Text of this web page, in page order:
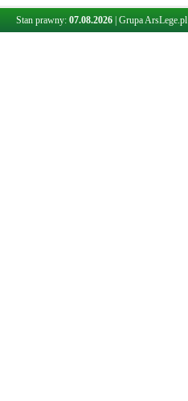
Stan prawny: 07.08.2026 Grupa ArsLege.pl